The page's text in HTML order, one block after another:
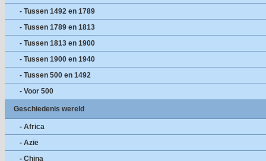
- Tussen 1492 en 1789
- Tussen 1789 en 1813
- Tussen 1813 en 1900
- Tussen 1900 en 1940
- Tussen 500 en 1492
- Voor 500
Geschiedenis wereld
- Africa
- Azië
- China